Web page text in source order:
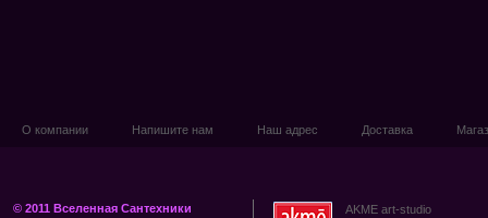
О компании Напишите нам Наш адрес Доставка
AKME art-studio
© 2011 Вселенная Сантехники